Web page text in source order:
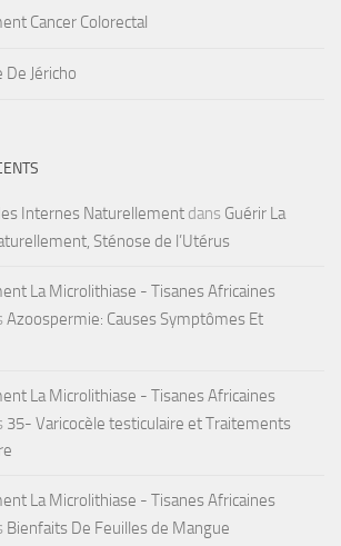
Cancer Colorectal
Jéricho
Internes Naturellement dans Guérir La
Sténose de l’Utérus
La Microlithiase - Tisanes Africaines
Azoospermie: Causes Symptômes Et
La Microlithiase - Tisanes Africaines
35- Varicocèle testiculaire et Traitements
La Microlithiase - Tisanes Africaines
Bienfaits De Feuilles de Mangue